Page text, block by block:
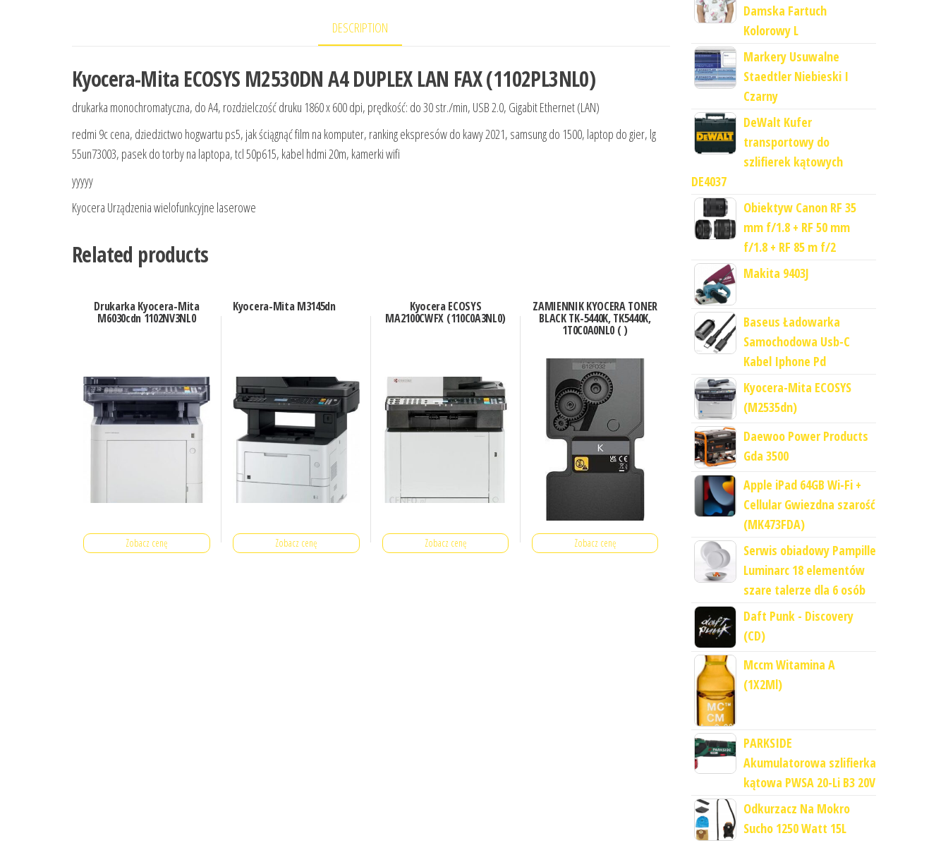
DESCRIPTION
Kyocera-Mita ECOSYS M2530DN A4 DUPLEX LAN FAX (1102PL3NL0)
drukarka monochromatyczna, do A4, rozdzielczość druku 1860 x 600 dpi, prędkość: do 30 str./min, USB 2.0, Gigabit Ethernet (LAN)
redmi 9c cena, dziedzictwo hogwartu ps5, jak ściągnąć film na komputer, ranking ekspresów do kawy 2021, samsung do 1500, laptop do gier, lg
55un73003, pasek do torby na laptopa, tcl 50p615, kabel hdmi 20m, kamerki wifi
yyyyy
Kyocera Urządzenia wielofunkcyjne laserowe
Related products
Drukarka Kyocera-Mita
M6030cdn 1102NV3NL0
Zobacz cenę
Kyocera-Mita M3145dn
Zobacz cenę
Kyocera ECOSYS
MA2100CWFX (110C0A3NL0)
Zobacz cenę
ZAMIENNIK KYOCERA TONER
BLACK TK-5440K, TK5440K,
1T0C0A0NL0 ( )
Zobacz cenę
Damska Fartuch
Kolorowy L
Markery Usuwalne
Staedtler Niebieski I
Czarny
DeWalt Kufer
transportowy do
szlifierek kątowych
DE4037
Obiektyw Canon RF 35
mm f/1.8 + RF 50 mm
f/1.8 + RF 85 m f/2
Makita 9403J
Baseus Ładowarka
Samochodowa Usb-C
Kabel Iphone Pd
Kyocera-Mita ECOSYS
(M2535dn)
Daewoo Power Products
Gda 3500
Apple iPad 64GB Wi-Fi +
Cellular Gwiezdna szarość
(MK473FDA)
Serwis obiadowy Pampille
Luminarc 18 elementów
szare talerze dla 6 osób
Daft Punk - Discovery
(CD)
Mccm Witamina A
(1X2Ml)
PARKSIDE
Akumulatorowa szlifierka
kątowa PWSA 20-Li B3 20V
Odkurzacz Na Mokro
Sucho 1250 Watt 15L